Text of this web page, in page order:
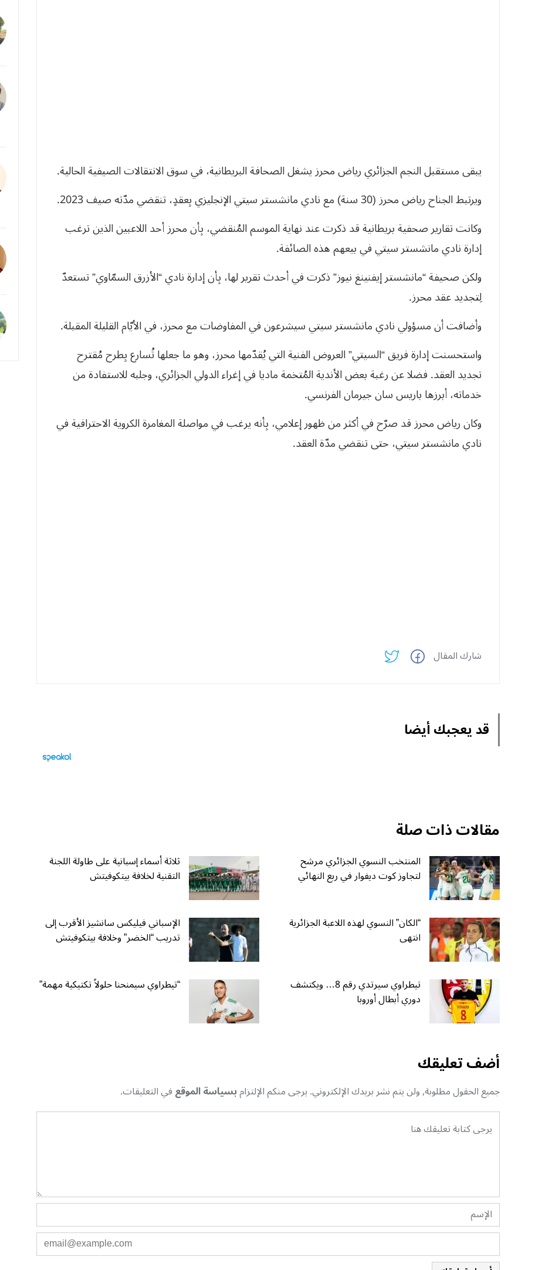
يبقى مستقبل النجم الجزائري رياض محرز يشغل الصحافة البريطانية، في سوق الانتقالات الصيفية الحالية.
ويرتبط الجناح رياض محرز (30 سنة) مع نادي مانشستر سيتي الإنجليزي بِعقدٍ، تنقضي مدّته صيف 2023.
وكانت تقارير صحفية بريطانية قد ذكرت عند نهاية الموسم المُنقضي، بِأن محرز أحد اللاعبين الذين ترغب
إدارة نادي مانشستر سيتي في بيعهم هذه الصائفة.
ولكن صحيفة “مانشستر إيفنينغ نيوز” ذكرت في أحدث تقرير لها، بِأن إدارة نادي “الأزرق السمّاوي” تستعدّ
لِتجديد عقد محرز.
وأضافت أن مسؤولي نادي مانشستر سيتي سيشرعون في المفاوضات مع محرز، في الأيّام القليلة المقبلة.
واستحسنت إدارة فريق “السيتي” العروض الفنية التي يُقدّمها محرز، وهو ما جعلها تُسارع بِطرح مُقترح
تجديد العقد. فضلا عن رغبة بعض الأندية المُتخمة ماديا في إغراء الدولي الجزائري، وجلبه للاستفادة من
خدماته، أبرزها باريس سان جيرمان الفرنسي.
وكان رياض محرز قد صرّح في أكثر من ظهور إعلامي، بِأنه يرغب في مواصلة المغامرة الكروية الاحترافية في
نادي مانشستر سيتي، حتى تنقضي مدّة العقد.
شارك المقال
قد يعجبك أيضا
مقالات ذات صلة
المنتخب النسوي الجزائري مرشح
لتجاوز كوت ديفوار في ربع النهائي
ثلاثة أسماء إسبانية على طاولة اللجنة
التقنية لخلافة بيتكوفيتش
“الكان” النسوي لهذه اللاعبة الجزائرية
انتهى
الإسباني فيليكس سانشيز الأقرب إلى
تدريب “الخضر” وخلافة بيتكوفيتش
تيطراوي سيرتدي رقم 8… ويكتشف
دوري أبطال أوروبا
“تيطراوي سيمنحنا حلولاً تكتيكية مهمة”
أضف تعليقك
جميع الحقول مطلوبة, ولن يتم نشر بريدك الإلكتروني. يرجى منكم الإلتزامبسياسة الموقعفي التعليقات.